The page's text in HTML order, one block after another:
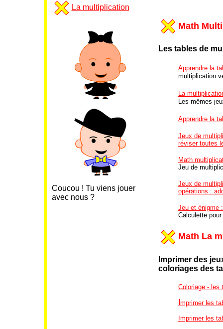
La multiplication
Coucou ! Tu viens jouer
avec nous ?
Math
Les tables de
Apprendre la
multiplication
La
Les mêmes
Apprendre la
Jeux de
réviser toutes
Math
Jeu de
Jeux de
opérations :
Jeu et énigme
Calculette
Math La
Imprimer des
coloriages des
Coloriage - les
mprimer les
Imprimer les